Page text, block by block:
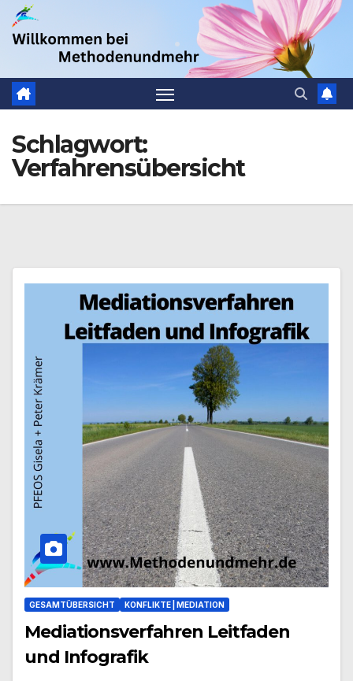
Zum
Inhalt
.
Schlagwort:
Verfahrensübersicht
GESAMTÜBERSICHT KONFLIKTE | MEDIATION
Mediationsverfahren Leitfaden
und Infografik